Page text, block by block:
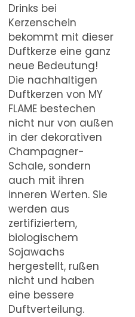
Drinks bei
Kerzenschein
bekommt mit dieser
Duftkerze eine ganz
neue Bedeutung!
Die nachhaltigen
Duftkerzen von MY
FLAME bestechen
nicht nur von außen
in der dekorativen
Champagner-
Schale, sondern
auch mit ihren
inneren Werten. Sie
werden aus
zertifiziertem,
biologischem
Sojawachs
hergestellt, rußen
nicht und haben
eine bessere
Duftverteilung.